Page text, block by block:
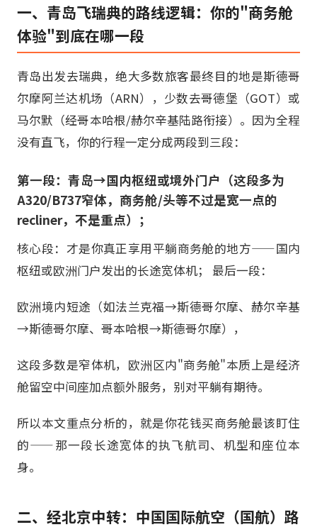
一、青岛飞瑞典的路线逻辑：你的"商务舱
体验"到底在哪一段
青岛出发去瑞典，绝大多数旅客最终目的地是斯德哥
尔摩阿兰达机场（ARN），少数去哥德堡（GOT）或
马尔默（经哥本哈根/赫尔辛基陆路衔接）。因为全程
没有直飞，你的行程一定分成两段到三段：
第一段：青岛→国内枢纽或境外门户（这段多为
A320/B737窄体，商务舱/头等不过是宽一点的
recliner，不是重点）；
核心段：才是你真正享用平躺商务舱的地方——国内
枢纽或欧洲门户发出的长途宽体机； 最后一段：
欧洲境内短途（如法兰克福→斯德哥尔摩、赫尔辛基
→斯德哥尔摩、哥本哈根→斯德哥尔摩），
这段多数是窄体机，欧洲区内"商务舱"本质上是经济
舱留空中间座加点额外服务，别对平躺有期待。
所以本文重点分析的，就是你花钱买商务舱最该盯住
的——那一段长途宽体的执飞航司、机型和座位本
身。
二、经北京中转：中国国际航空（国航）路